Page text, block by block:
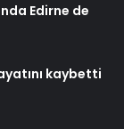
Edirne de
kaybetti